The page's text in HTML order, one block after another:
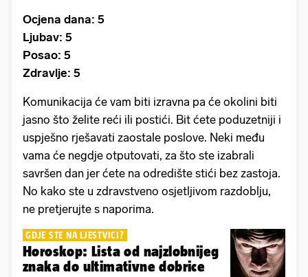
Ocjena dana: 5
Ljubav: 5
Posao: 5
Zdravlje: 5
Komunikacija će vam biti izravna pa će okolini biti
jasno što želite reći ili postići. Bit ćete poduzetniji i
uspješno rješavati zaostale poslove. Neki među
vama će negdje otputovati, za što ste izabrali
savršen dan jer ćete na odredište stići bez zastoja.
No kako ste u zdravstveno osjetljivom razdoblju,
ne pretjerujte s naporima.
GDJE STE NA LJESTVICI?
Horoskop: Lista od najzlobnijeg
znaka do ultimativne dobrice